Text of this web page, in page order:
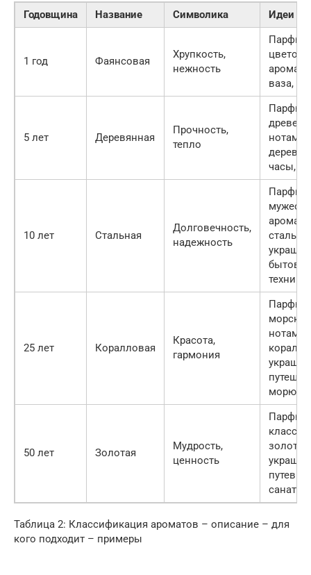
Годовщина Название Символика Идеи
1 год Фаянсовая
Хрупкость,
нежность
ваза,
5 лет Деревянная
Прочность,
тепло
нотами,
часы,
10 лет Стальная
Долговечность,
надежность
бытовая
техника
25 лет Коралловая
Красота,
гармония
нотами,
морю
50 лет Золотая
Мудрость,
ценность
Парфюм
класса
золотые
путевка
Таблица 2: Классификация ароматов – описание – для
кого подходит – примеры